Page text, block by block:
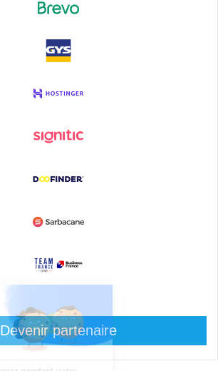
Devenir partenaire